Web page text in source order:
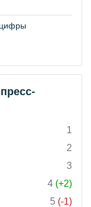
1
2
3
4 (+2)
5 (-1)